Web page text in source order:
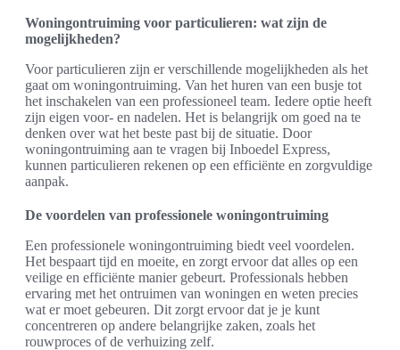
Woningontruiming voor particulieren: wat zijn de
mogelijkheden?
Voor particulieren zijn er verschillende mogelijkheden als het
gaat om woningontruiming. Van het huren van een busje tot
het inschakelen van een professioneel team. Iedere optie heeft
zijn eigen voor- en nadelen. Het is belangrijk om goed na te
denken over wat het beste past bij de situatie. Door
woningontruiming aan te vragen bij Inboedel Express,
kunnen particulieren rekenen op een efficiënte en zorgvuldige
aanpak.
De voordelen van professionele woningontruiming
Een professionele woningontruiming biedt veel voordelen.
Het bespaart tijd en moeite, en zorgt ervoor dat alles op een
veilige en efficiënte manier gebeurt. Professionals hebben
ervaring met het ontruimen van woningen en weten precies
wat er moet gebeuren. Dit zorgt ervoor dat je je kunt
concentreren op andere belangrijke zaken, zoals het
rouwproces of de verhuizing zelf.